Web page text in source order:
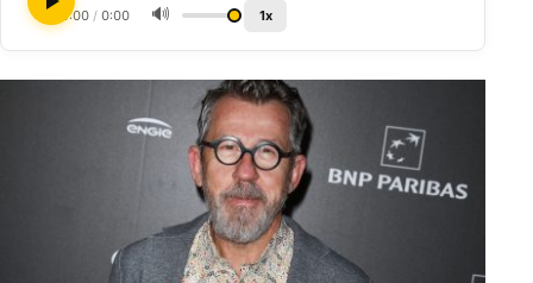
0:00 / 0:00 🔊 1x